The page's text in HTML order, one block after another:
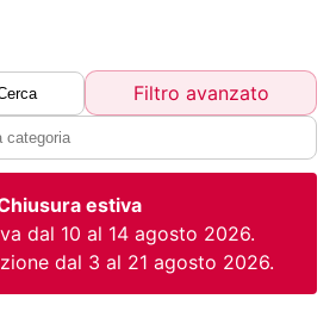
Filtro avanzato
estiva
dal 10 al 14 agosto 2026.
dal 3 al 21 agosto 2026.